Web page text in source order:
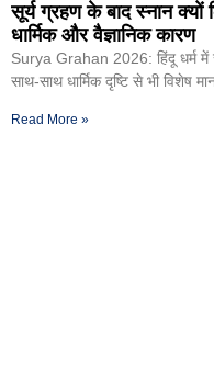
सूर्य ग्रहण के बाद स्नान क्यों
धार्मिक और वैज्ञानिक कारण
Surya Grahan 2026: हिंदू धर्म में
साथ-साथ धार्मिक दृष्टि से भी विशेष
Read More »